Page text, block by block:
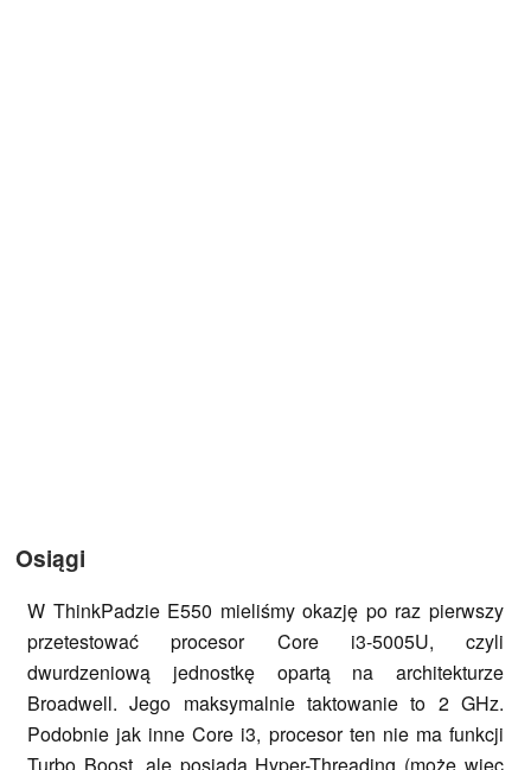
Osiągi
W ThinkPadzie E550 mieliśmy okazję po raz pierwszy
przetestować procesor Core i3-5005U, czyli
dwurdzeniową jednostkę opartą na architekturze
Broadwell. Jego maksymalnie taktowanie to 2 GHz.
Podobnie jak inne Core i3, procesor ten nie ma funkcji